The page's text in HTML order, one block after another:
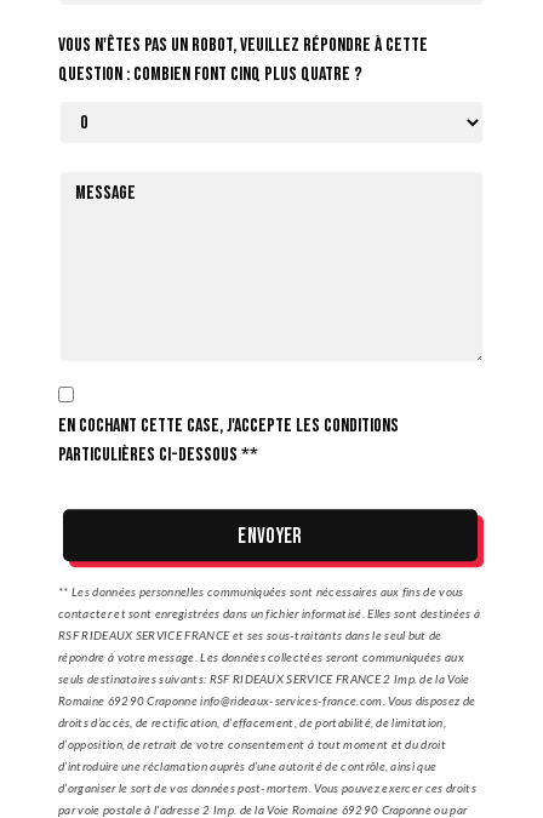
Vous n'êtes pas un robot, veuillez répondre à cette
question : combien font cinq plus quatre ?
En cochant cette case, j'accepte les conditions
particulières ci-dessous **
Envoyer
** Les données personnelles communiquées sont nécessaires aux fins de vous
contacter et sont enregistrées dans un fichier informatisé. Elles sont destinées à
RSF RIDEAUX SERVICE FRANCE et ses sous-traitants dans le seul but de
répondre à votre message. Les données collectées seront communiquées aux
seuls destinataires suivants: RSF RIDEAUX SERVICE FRANCE 2 Imp. de la Voie
Romaine 69290 Craponne info@rideaux-services-france.com. Vous disposez de
droits d’accès, de rectification, d’effacement, de portabilité, de limitation,
d’opposition, de retrait de votre consentement à tout moment et du droit
d’introduire une réclamation auprès d’une autorité de contrôle, ainsi que
d’organiser le sort de vos données post-mortem. Vous pouvez exercer ces droits
par voie postale à l'adresse 2 Imp. de la Voie Romaine 69290 Craponne ou par